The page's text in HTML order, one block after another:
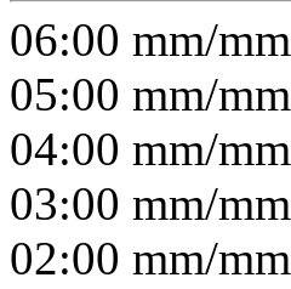
06:00 mm/mm
05:00 mm/mm
04:00 mm/mm
03:00 mm/mm
02:00 mm/mm